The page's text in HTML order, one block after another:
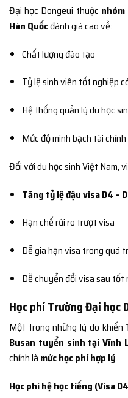
Đại học Dongeui thuộc
Hàn Quốcđánh giá cao về:
Chất lượng đào tạo
Tỷ lệ sinh viên tốt nghiệp
Hệ thống quản lý du học
Mức độ minh bạch tài
Đối với du học sinh Việt Nam,
Tăng tỷ lệ đậu visa D4 –
Hạn chế rủi ro trượt visa
Dễ gia hạn visa trong quá
Dễ chuyển đổi visa sau tốt
Học phí Trường Đại học
Một trong những lý do khiến
Busan tuyển sinh tại Vĩnh
chính là mức học phí hợp lý.
Học phí hệ học tiếng (Visa